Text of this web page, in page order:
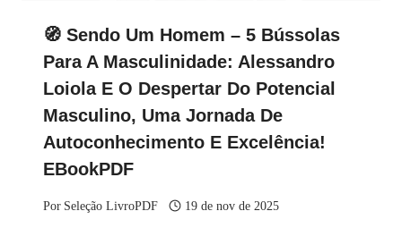
🧭 Sendo Um Homem – 5 Bússolas
Para A Masculinidade: Alessandro
Loiola E O Despertar Do Potencial
Masculino, Uma Jornada De
Autoconhecimento E Excelência!
EBookPDF
Por Seleção LivroPDF 19 de nov de 2025